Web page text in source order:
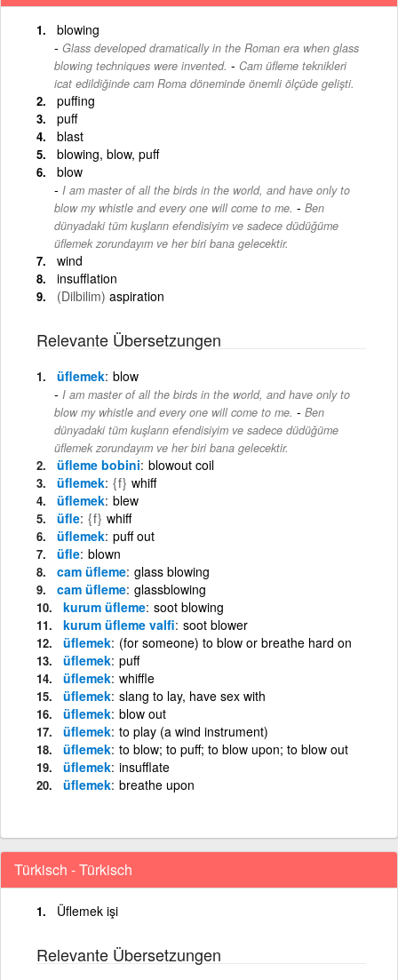
blowing
Glass developed dramatically in the Roman era when glass
blowing techniques were invented. - Cam üfleme teknikleri
icat edildiğinde cam Roma döneminde önemli ölçüde gelişti.
puffing
puff
blast
blowing, blow, puff
blow
I am master of all the birds in the world, and have only to
blow my whistle and every one will come to me. - Ben
dünyadaki tüm kuşların efendisiyim ve sadece düdüğüme
üflemek zorundayım ve her biri bana gelecektir.
wind
insufflation
(Dilbilim) aspiration
Relevante Übersetzungen
üflemek blow
I am master of all the birds in the world, and have only to
blow my whistle and every one will come to me. - Ben
dünyadaki tüm kuşların efendisiyim ve sadece düdüğüme
üflemek zorundayım ve her biri bana gelecektir.
üfleme bobini blowout coil
üflemek {f} whiff
üflemek blew
üfle {f} whiff
üflemek puff out
üfle blown
cam üfleme glass blowing
cam üfleme glassblowing
kurum üfleme soot blowing
kurum üfleme valfi soot blower
üflemek (for someone) to blow or breathe hard on
üflemek puff
üflemek whiffle
üflemek slang to lay, have sex with
üflemek blow out
üflemek to play (a wind instrument)
üflemek to blow; to puff; to blow upon; to blow out
üflemek insufflate
üflemek breathe upon
Türkisch - Türkisch
Üflemek işi
Relevante Übersetzungen